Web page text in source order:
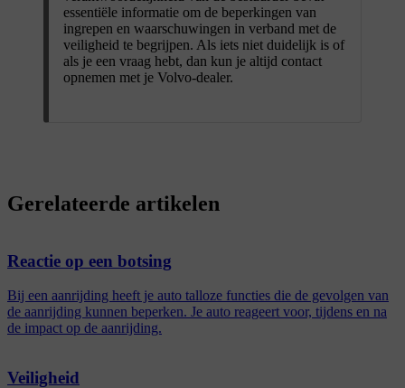
essentiële informatie om de beperkingen van
ingrepen en waarschuwingen in verband met de
veiligheid te begrijpen. Als iets niet duidelijk is of
als je een vraag hebt, dan kun je altijd contact
opnemen met je Volvo-dealer.
Gerelateerde artikelen
Reactie op een botsing
Bij een aanrijding heeft je auto talloze functies die de gevolgen van
de aanrijding kunnen beperken. Je auto reageert voor, tijdens en na
de impact op de aanrijding.
Veiligheid